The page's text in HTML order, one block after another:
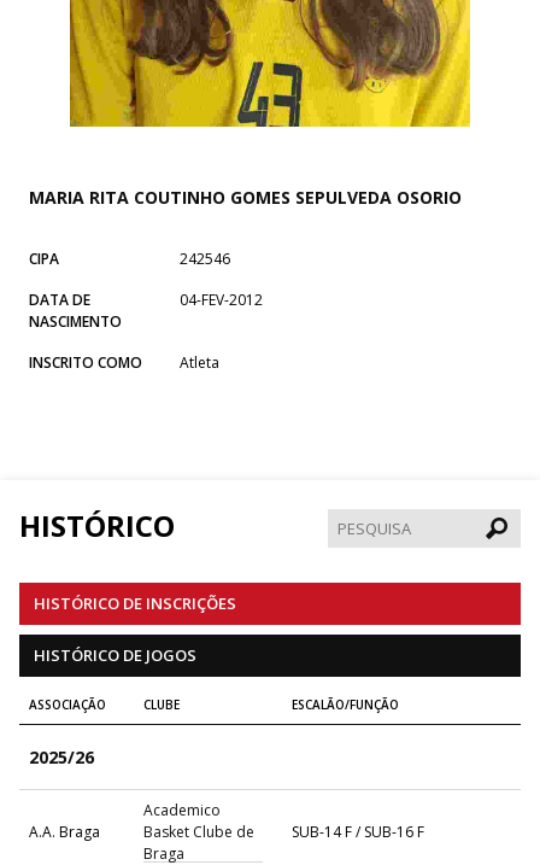
MARIA RITA COUTINHO GOMES SEPULVEDA OSORIO
CIPA
242546
DATA DE
NASCIMENTO
04-FEV-2012
INSCRITO COMO Atleta
HISTÓRICO
HISTÓRICO DE INSCRIÇÕES
HISTÓRICO DE JOGOS
ASSOCIAÇÃO CLUBE ESCALÃO/FUNÇÃO
2025/26
A.A. Braga
Academico
Basket Clube de
Braga
SUB-14 F / SUB-16 F